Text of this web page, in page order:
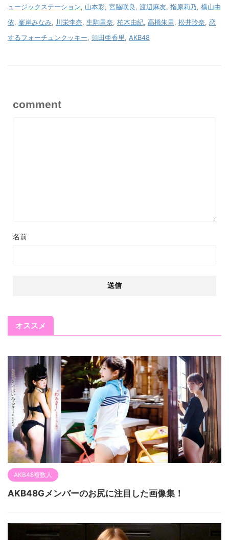
ュージックステーション
山本彩 宮脇咲良 渡辺麻友 指原莉乃 横山由
依 峯岸みなみ 川栄李奈 生駒里奈 柏木由紀 高橋朱里 松井玲奈 恋
するフォーチュンクッキー 須田亜香里 AKB48
comment
名前
オススメ
AKB48複数人
AKB48Gメンバーのお尻に注目した画像集！